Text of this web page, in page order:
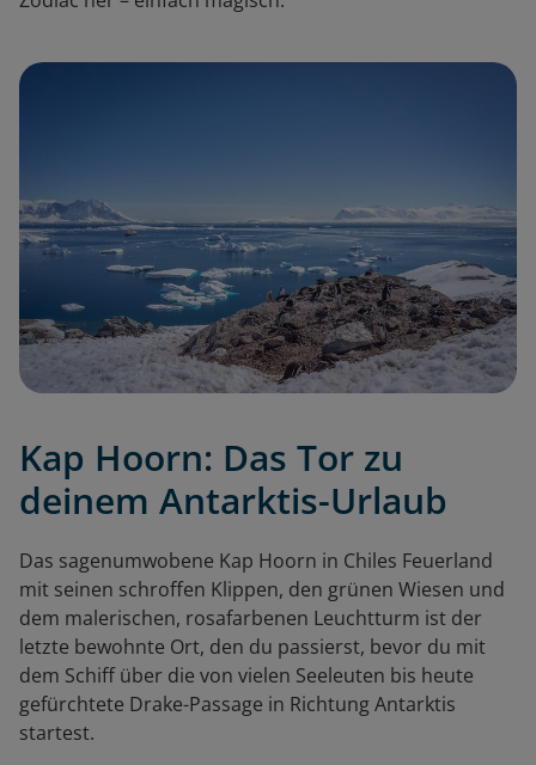
Kap Hoorn: Das Tor zu
deinem Antarktis-Urlaub
Das sagenumwobene Kap Hoorn in Chiles Feuerland
mit seinen schroffen Klippen, den grünen Wiesen und
dem malerischen, rosafarbenen Leuchtturm ist der
letzte bewohnte Ort, den du passierst, bevor du mit
dem Schiff über die von vielen Seeleuten bis heute
gefürchtete Drake-Passage in Richtung Antarktis
startest.